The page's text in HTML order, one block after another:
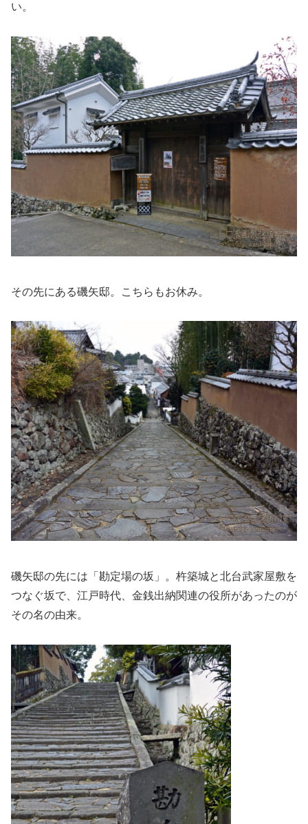
い。
その先にある磯矢邸。こちらもお休み。
磯矢邸の先には「勘定場の坂」。杵築城と北台武家屋敷を
つなぐ坂で、江戸時代、金銭出納関連の役所があったのが
その名の由来。